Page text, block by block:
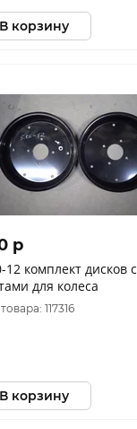
В корзину
p
12 комплект дисков с
для колеса
117316
В корзину